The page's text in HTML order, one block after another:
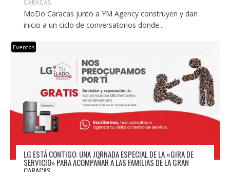
CARACAS
MoDo Caracas junto a YM Agency construyen y dan
inicio a un ciclo de conversatorios donde...
Eventos
LG ESTÁ CONTIGO: UNA JORNADA ESPECIAL DE LA «GIRA DE
SERVICIO» PARA ACOMPAÑAR A LAS FAMILIAS DE LA GRAN